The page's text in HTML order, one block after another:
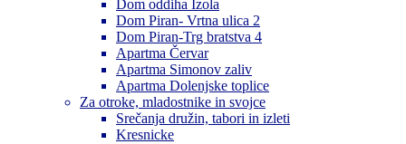
Dom oddiha Izola
Dom Piran- Vrtna ulica 2
Dom Piran-Trg bratstva 4
Apartma Červar
Apartma Simonov zaliv
Apartma Dolenjske toplice
Za otroke, mladostnike in svojce
Srečanja družin, tabori in izleti
Kresnicke